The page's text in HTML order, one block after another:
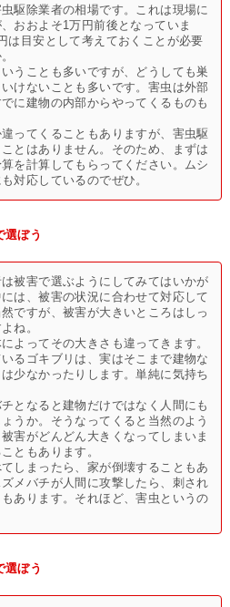
駆除業者の相場です。これは現場に
おおよそ1万円前後となっていま
は目安として考えておくことが必要
うことも多いですが、どうしても巣
けないことも多いです。害虫は外部
に建物の内部からやってくるものも
ってくることもありますが、害虫駆
とはありません。そのため、まずは
を計算してもらってください。ムシ
対応しているのでぜひ。
選ぼう
被害で選ぶようにしてみてはいかが
は、被害の状況に合わせて対応して
ですが、被害が大きいところはしっ
ね。
よってその大きさも違ってきます。
るゴキブリは、実はそこまで建物な
少なかったりします。単純に気持ち
となると建物だけではなく人間にも
うか。そうなってくると当然のよう
害がどんどん大きくなってしまいま
ともあります。
しまったら、家が倒壊することもあ
メバチが人間に攻撃したら、刺され
あります。それほど、害虫というの
選ぼう